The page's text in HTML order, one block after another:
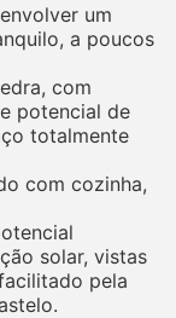
um
a poucos
com
potencial de
totalmente
com cozinha,
solar, vistas
pela